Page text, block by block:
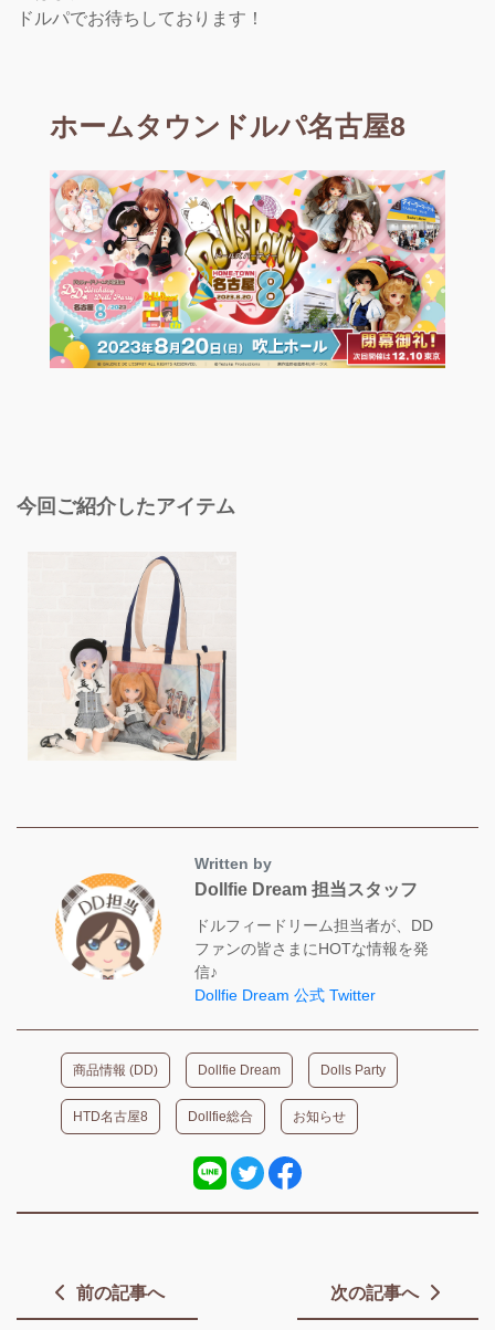
ドルパでお待ちしております！
ホームタウンドルパ名古屋8
今回ご紹介したアイテム
Written by
Dollfie Dream 担当スタッフ
ドルフィードリーム担当者が、DD
ファンの皆さまにHOTな情報を発
信♪
Dollfie Dream 公式 Twitter
商品情報 (DD) Dollfie Dream Dolls Party
HTD名古屋8 Dollfie総合 お知らせ
前の記事へ 次の記事へ